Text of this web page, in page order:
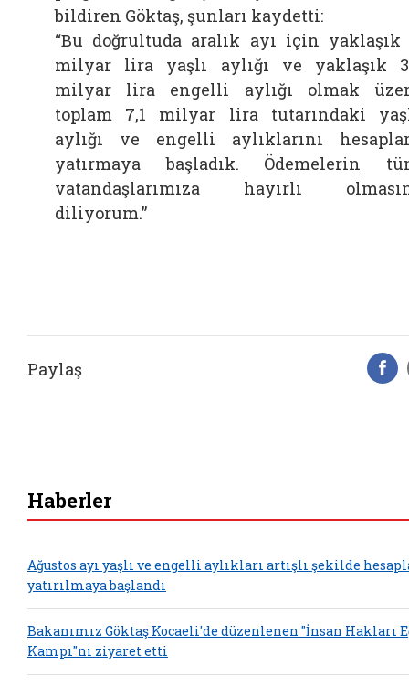
bildiren Göktaş, şunları kaydetti:
“Bu doğrultuda aralık ayı için yaklaşık
milyar lira yaşlı aylığı ve yaklaşık
milyar lira engelli aylığı olmak
toplam 7,1 milyar lira tutarındaki
aylığı ve engelli aylıklarını
yatırmaya başladık. Ödemelerin
vatandaşlarımıza hayırlı
diliyorum.”
Paylaş
Haberler
Ağustos ayı yaşlı ve engelli aylıkları artışlı şekilde
yatırılmaya başlandı
Bakanımız Göktaş Kocaeli'de düzenlenen "İnsan Hakları
Kampı"nı ziyaret etti